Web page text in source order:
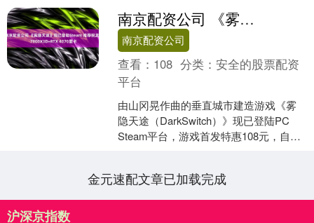
南京配资公司 《雾隐天途》现已登陆Steam 推荐锐龙7 7800X3D+RTX 4070显卡
南京配资公司
查看： 108 分类：安全的股票配资
平台
由山冈晃作曲的垂直城市建造游戏《雾
隐天途（DarkSwitch）》现已登陆PC
Steam平台，游戏首发特惠108元，自带
金元速配文章已加载完成
沪深京指数